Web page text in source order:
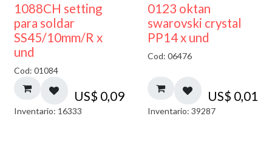
1088CH setting
para soldar
SS45/10mm/R x
und
Cod: 01084
US$ 0,09
Inventario: 16333
0123 oktan
swarovski crystal
PP14 x und
Cod: 06476
US$ 0,01
Inventario: 39287